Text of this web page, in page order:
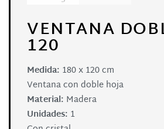
VENTANA
120
Medida: 180 x 120 cm
Ventana con doble hoja
Material: Madera
Unidades: 1